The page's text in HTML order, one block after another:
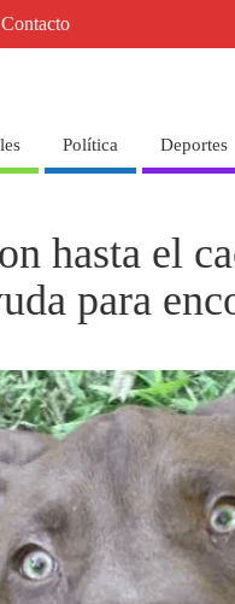
Contacto
Política Deportes
hasta el
para